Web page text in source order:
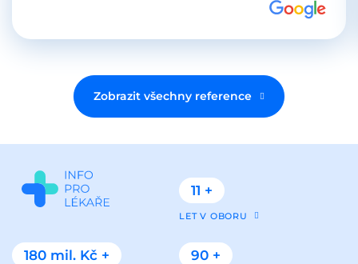
Zobrazit všechny reference
11 +
LET V OBORU
180 mil. Kč + 90 +